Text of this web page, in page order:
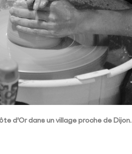
d’Or dans un village proche de Dijon.